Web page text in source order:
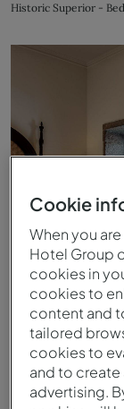
Historic Superior -